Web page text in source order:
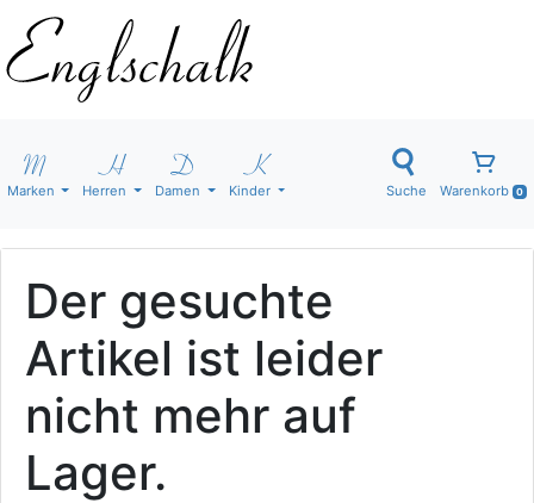
Marken Herren Damen Kinder Suche Warenkorb 0
Der gesuchte
Artikel ist leider
nicht mehr auf
Lager.